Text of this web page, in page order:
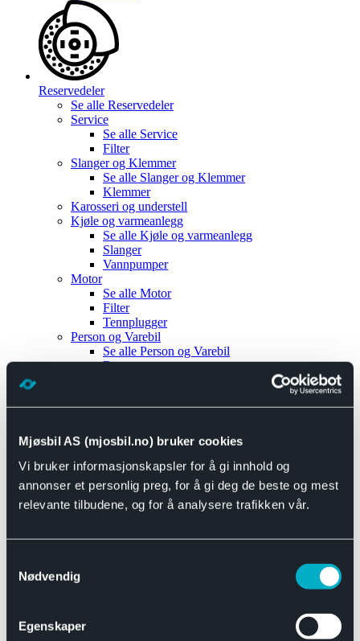
Mjøsbil AS (mjosbil.no) bruker cookies
Vi bruker informasjonskapsler for å gi innhold og
annonser et personlig preg, for å gi deg de beste og mest
relevante tilbudene, og for å analysere trafikken vår.
Nødvendig
Egenskaper
Reservedeler
Se alle Reservedeler
Service
Se alle Service
Filter
Slanger og Klemmer
Se alle Slanger og Klemmer
Klemmer
Karosseri og understell
Kjøle og varmeanlegg
Se alle Kjøle og varmeanlegg
Slanger
Vannpumper
Motor
Se alle Motor
Filter
Tennplugger
Person og Varebil
Se alle Person og Varebil
Brems
Motor og drivverk
Se alle Universal
Bremsedeler
Se alle Bremsedeler
Bremsenippler
Drivline og motor
Se alle Drivline og motor
Eksosanlegg